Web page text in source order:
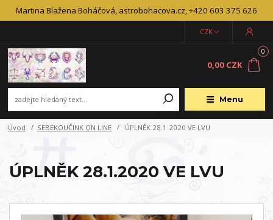
Martina Blažena Boháčová, astrobohacova.cz, +420 603 375 626
Menu
CZK
0
0,00 CZK
Úvod SEBEKOUČINK ON LINE ÚPLNĚK 28.1.2020 VE LVU
ÚPLNĚK 28.1.2020 VE LVU